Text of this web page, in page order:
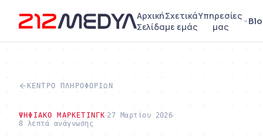
Αρχική
Σελίδα
Σχετικά
με εμάς
Υπηρεσίες
μας
ΚΈΝΤΡΟ ΠΛΗΡΟΦΟΡΙΏΝ
ΨΗΦΙΑΚΌ ΜΆΡΚΕΤΙΝΓΚ 27 Μαρτίου 2026
8 λεπτά ανάγνωσης